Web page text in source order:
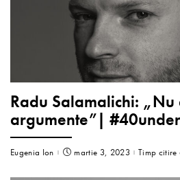
Radu Salamalichi:
argumente”|
Eugenia Ion martie 3, 2023 Timp citire